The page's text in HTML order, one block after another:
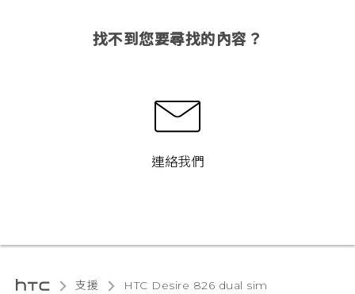
找不到您要尋找的內容？
連絡我們
支援 HTC Desire 826 dual sim‎